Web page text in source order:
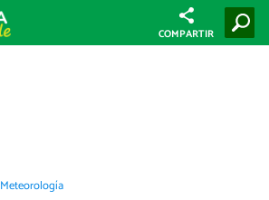
COMPARTIR
Meteorología